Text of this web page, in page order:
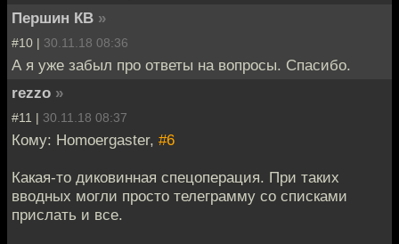
Першин КВ »
#10 | 30.11.18 08:36
А я уже забыл про ответы на вопросы. Спасибо.
rezzo »
#11 | 30.11.18 08:37
Кому: Homoergaster, #6
Какая-то диковинная спецоперация. При таких
вводных могли просто телеграмму со списками
прислать и все.